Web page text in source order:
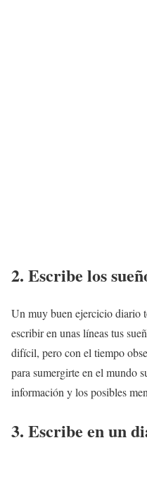
2. Escribe los
Un muy buen ejercicio diario
escribir en unas líneas tus
difícil, pero con el tiempo
para sumergirte en el mundo
información y los posibles
3. Escribe en un